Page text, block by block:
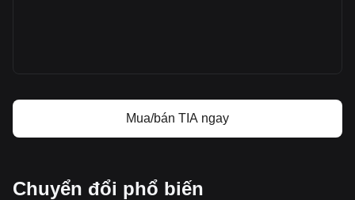
Mua/bán TIA ngay
Chuyển đổi phổ biến